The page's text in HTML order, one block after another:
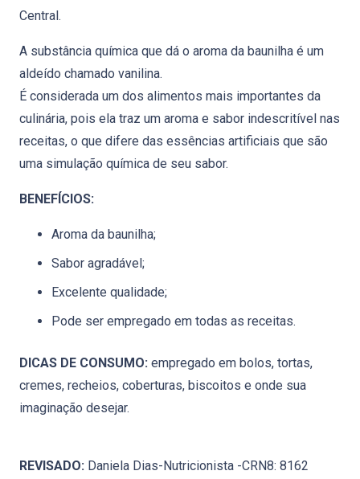
Central.
A substância química que dá o aroma da baunilha é um
aldeído chamado vanilina.
É considerada um dos alimentos mais importantes da
culinária, pois ela traz um aroma e sabor indescritível nas
receitas, o que difere das essências artificiais que são
uma simulação química de seu sabor.
BENEFÍCIOS:
Aroma da baunilha;
Sabor agradável;
Excelente qualidade;
Pode ser empregado em todas as receitas.
DICAS DE CONSUMO: empregado em bolos, tortas,
cremes, recheios, coberturas, biscoitos e onde sua
imaginação desejar.
REVISADO: Daniela Dias-Nutricionista -CRN8: 8162